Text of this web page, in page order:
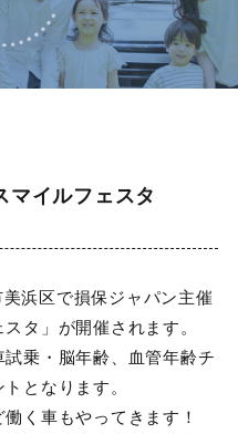
マイルフェスタ
浜区で損保ジャパン主催
タ」が開催されます。
乗・脳年齢、血管年齢チ
となります。
く車もやってきます！